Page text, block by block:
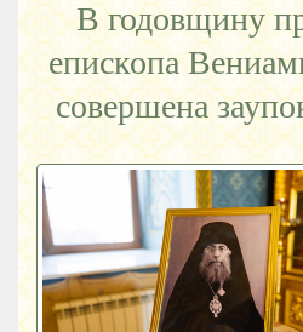
В годовщину
епископа
совершена